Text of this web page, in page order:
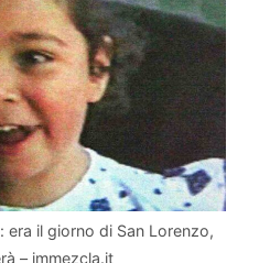
era il giorno di San Lorenzo,
– immezcla.it